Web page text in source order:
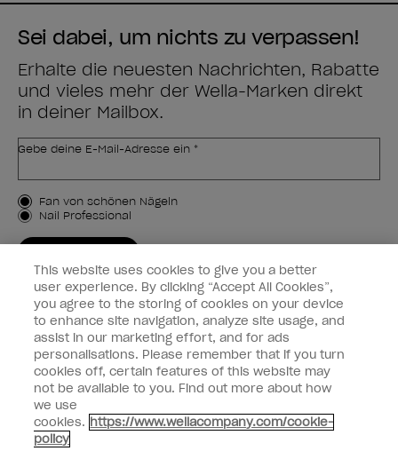
Sei dabei, um nichts zu verpassen!
Erhalte die neuesten Nachrichten, Rabatte
und vieles mehr der Wella-Marken direkt
in deiner Mailbox.
Gebe deine E-Mail-Adresse ein *
Kundenart
Fan von schönen Nägeln
Nail Professional
Kundeninformationen
Vernetzen
facebookinstagram
This website uses cookies to give you a better
user experience. By clicking “Accept All Cookies”,
you agree to the storing of cookies on your device
to enhance site navigation, analyze site usage, and
assist in our marketing effort, and for ads
personalisations. Please remember that if you turn
cookies off, certain features of this website may
not be available to you. Find out more about how
we use
cookies. https://www.wellacompany.com/cookie-
policy